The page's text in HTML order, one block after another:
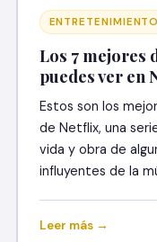
ENTRETENIMIENTO
Los 7 mejores
puedes ver en
Estos son los
de Netflix, una
vida y obra de
influyentes de la
Leer más →